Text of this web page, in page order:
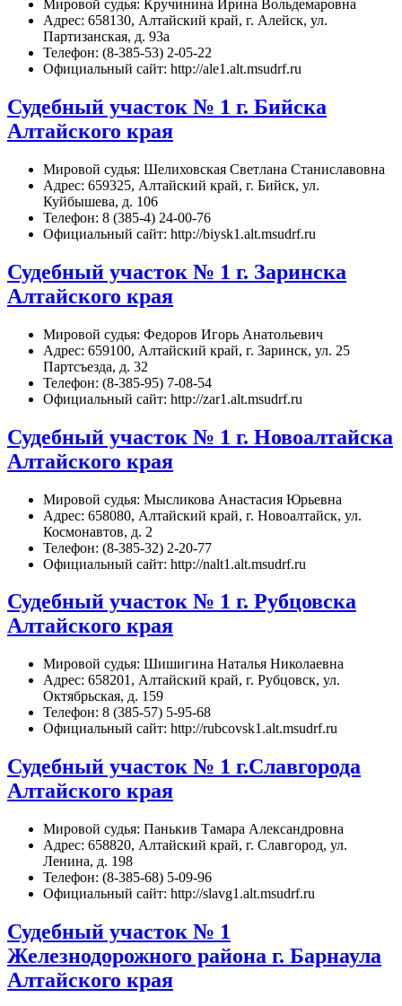
Мировой судья: Кручинина Ирина Вольдемаровна
Адрес: 658130, Алтайский край, г. Алейск, ул.
Партизанская, д. 93а
Телефон: (8-385-53) 2-05-22
Официальный сайт: http://ale1.alt.msudrf.ru
Судебный участок № 1 г. Бийска
Алтайского края
Мировой судья: Шелиховская Светлана Станиславовна
Адрес: 659325, Алтайский край, г. Бийск, ул.
Куйбышева, д. 106
Телефон: 8 (385-4) 24-00-76
Официальный сайт: http://biysk1.alt.msudrf.ru
Судебный участок № 1 г. Заринска
Алтайского края
Мировой судья: Федоров Игорь Анатольевич
Адрес: 659100, Алтайский край, г. Заринск, ул. 25
Партсъезда, д. 32
Телефон: (8-385-95) 7-08-54
Официальный сайт: http://zar1.alt.msudrf.ru
Судебный участок № 1 г. Новоалтайска
Алтайского края
Мировой судья: Мысликова Анастасия Юрьевна
Адрес: 658080, Алтайский край, г. Новоалтайск, ул.
Космонавтов, д. 2
Телефон: (8-385-32) 2-20-77
Официальный сайт: http://nalt1.alt.msudrf.ru
Судебный участок № 1 г. Рубцовска
Алтайского края
Мировой судья: Шишигина Наталья Николаевна
Адрес: 658201, Алтайский край, г. Рубцовск, ул.
Октябрьская, д. 159
Телефон: 8 (385-57) 5-95-68
Официальный сайт: http://rubcovsk1.alt.msudrf.ru
Судебный участок № 1 г.Славгорода
Алтайского края
Мировой судья: Панькив Тамара Александровна
Адрес: 658820, Алтайский край, г. Славгород, ул.
Ленина, д. 198
Телефон: (8-385-68) 5-09-96
Официальный сайт: http://slavg1.alt.msudrf.ru
Судебный участок № 1
Железнодорожного района г. Барнаула
Алтайского края